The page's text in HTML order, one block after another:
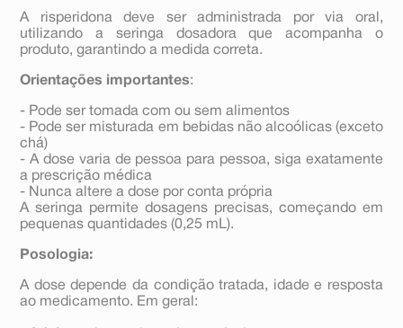
A risperidona deve ser administrada por via oral,
utilizando a seringa dosadora que acompanha o
produto, garantindo a medida correta.
Orientações importantes:
- Pode ser tomada com ou sem alimentos
- Pode ser misturada em bebidas não alcoólicas (exceto
chá)
- A dose varia de pessoa para pessoa, siga exatamente
a prescrição médica
- Nunca altere a dose por conta própria
A seringa permite dosagens precisas, começando em
pequenas quantidades (0,25 mL).
Posologia:
A dose depende da condição tratada, idade e resposta
ao medicamento. Em geral: